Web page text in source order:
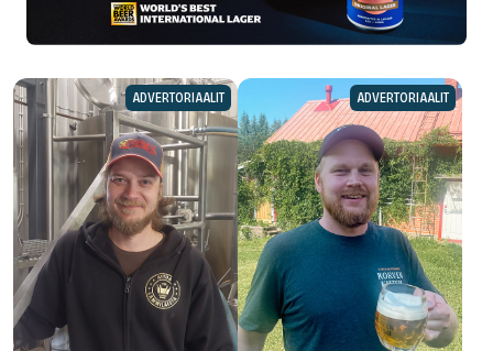
ADVERTORIAALIT ADVERTORIAALIT